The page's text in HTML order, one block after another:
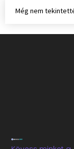
Még nem